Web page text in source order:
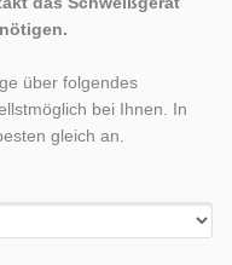
über folgendes
bei Ihnen. In
gleich an.